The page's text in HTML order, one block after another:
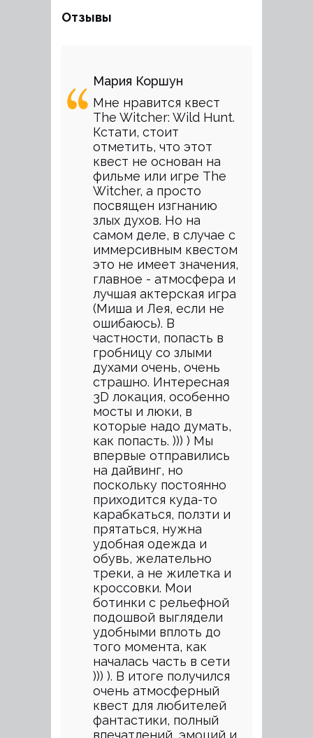
Отзывы
Мария Коршун
Мне нравится квест
The Witcher: Wild Hunt.
Кстати, стоит
отметить, что этот
квест не основан на
фильме или игре The
Witcher, а просто
посвящен изгнанию
злых духов. Но на
самом деле, в случае с
иммерсивным квестом
это не имеет значения,
главное - атмосфера и
лучшая актерская игра
(Миша и Лея, если не
ошибаюсь). В
частности, попасть в
гробницу со злыми
духами очень, очень
страшно. Интересная
3D локация, особенно
мосты и люки, в
которые надо думать,
как попасть. ))) ) Мы
впервые отправились
на дайвинг, но
поскольку постоянно
приходится куда-то
карабкаться, ползти и
прятаться, нужна
удобная одежда и
обувь, желательно
треки, а не жилетка и
кроссовки. Мои
ботинки с рельефной
подошвой выглядели
удобными вплоть до
того момента, как
началась часть в сети
))) ). В итоге получился
очень атмосферный
квест для любителей
фантастики, полный
впечатлений, эмоций и